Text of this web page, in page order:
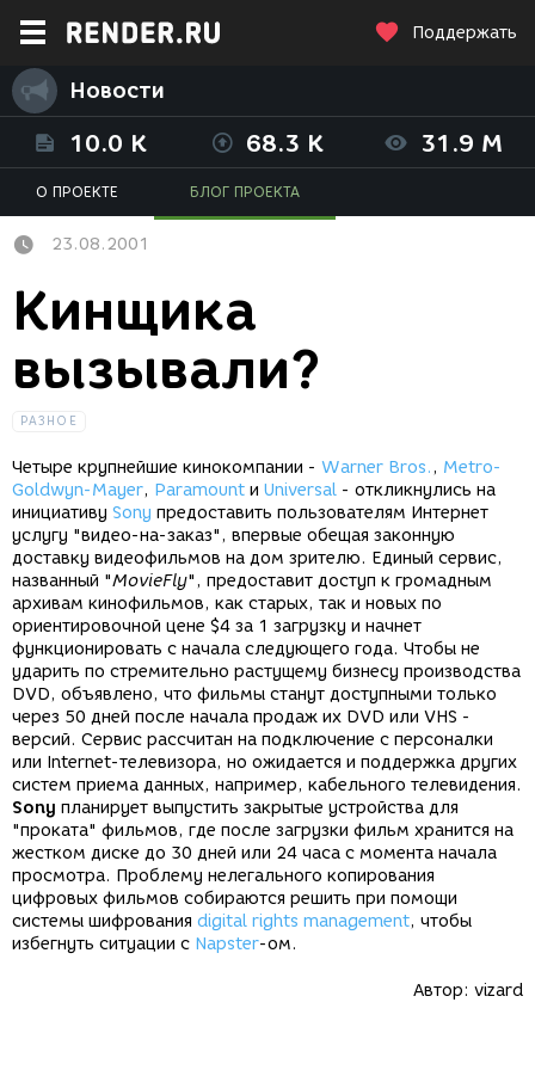
Поддержать
Новости
10.0 K 68.3 K 31.9 M
О ПРОЕКТЕ БЛОГ ПРОЕКТА
23.08.2001
Кинщика
вызывали?
РАЗНОЕ
Четыре крупнейшие кинокомпании - Warner Bros., Metro-
Goldwyn-Mayer, Paramount и Universal - откликнулись на
инициативу Sony предоставить пользователям Интернет
услугу "видео-на-заказ", впервые обещая законную
доставку видеофильмов на дом зрителю. Единый сервис,
названный "MovieFly", предоставит доступ к громадным
архивам кинофильмов, как старых, так и новых по
ориентировочной цене $4 за 1 загрузку и начнет
функционировать с начала следующего года. Чтобы не
ударить по стремительно растущему бизнесу производства
DVD, объявлено, что фильмы станут доступными только
через 50 дней после начала продаж их DVD или VHS -
версий. Сервис рассчитан на подключение с персоналки
или Internet-телевизора, но ожидается и поддержка других
систем приема данных, например, кабельного телевидения.
Sony планирует выпустить закрытые устройства для
"проката" фильмов, где после загрузки фильм хранится на
жестком диске до 30 дней или 24 часа с момента начала
просмотра. Проблему нелегального копирования
цифровых фильмов собираются решить при помощи
системы шифрования digital rights management, чтобы
избегнуть ситуации с Napster-ом.
Автор: vizard